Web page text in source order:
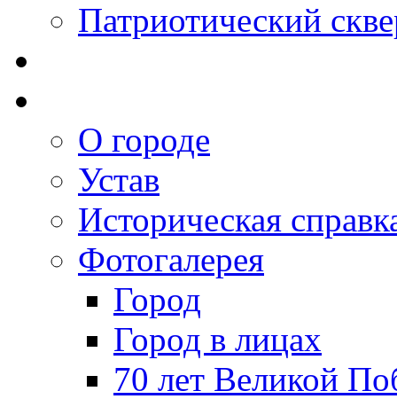
Патриотический
О городе
Устав
Историческая
Фотогалерея
Город
Город в лицах
70 лет Великой